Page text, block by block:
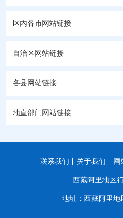
区内各市网站链接
自治区网站链接
各县网站链接
地直部门网站链接
联系我们 关于我们 网
西藏阿里地区
地址：西藏阿里地